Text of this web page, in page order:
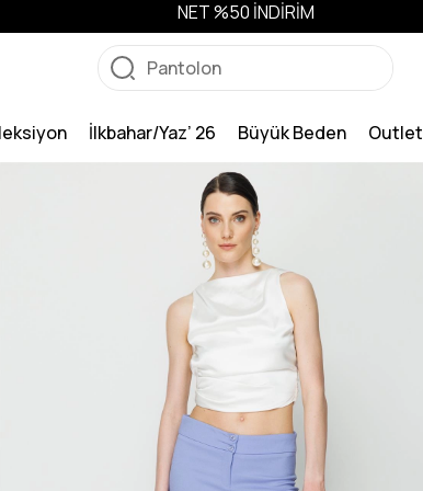
NET %50 İNDİRİM
İlkbahar/Yaz’ 26 Büyük Beden Outlet